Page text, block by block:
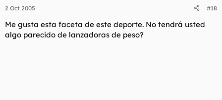
2 Oct 2005 #18
Me gusta esta faceta de este deporte. No tendrá usted
algo parecido de lanzadoras de peso?